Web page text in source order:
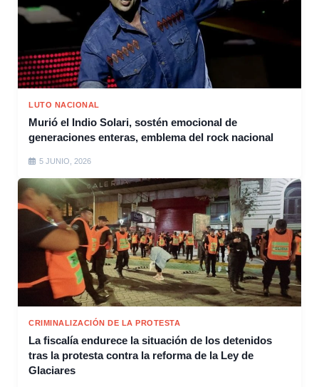
LUTO NACIONAL
Murió el Indio Solari, sostén emocional de
generaciones enteras, emblema del rock nacional
5 JUNIO, 2026
CRIMINALIZACIÓN DE LA PROTESTA
La fiscalía endurece la situación de los detenidos
tras la protesta contra la reforma de la Ley de
Glaciares